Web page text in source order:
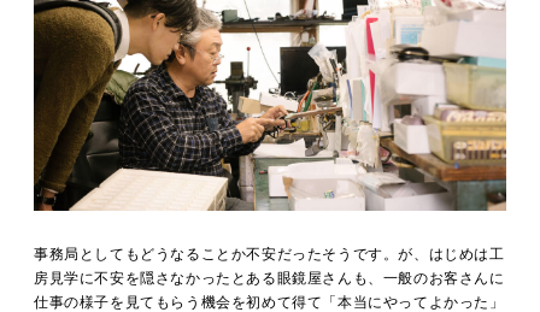
事務局としてもどうなることか不安だったそうです。が、はじめは工
房見学に不安を隠さなかったとある眼鏡屋さんも、一般のお客さんに
仕事の様子を見てもらう機会を初めて得て「本当にやってよかった」